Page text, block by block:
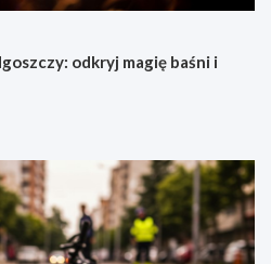
odkryj magię baśni i